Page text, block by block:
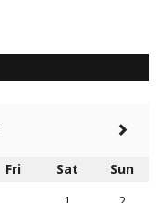
Fri Sat
Sun